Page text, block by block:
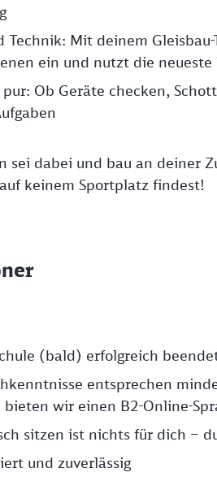
Technik: Mit deinem
ein und nutzt die neueste
pur: Ob Geräte checken,
sei dabei und bau an deiner
keinem Sportplatz findest!
(bald) erfolgreich
entsprechen
bieten wir einen B2-Online-
sitzen ist nichts für dich –
und zuverlässig